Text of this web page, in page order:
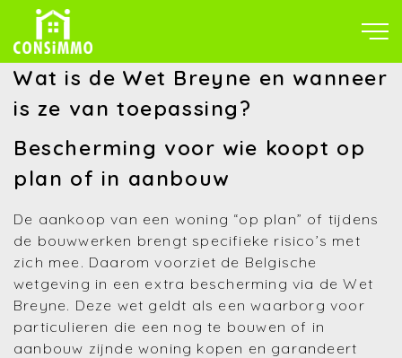
Wat is de Wet Breyne en wanneer
is ze van toepassing?
Bescherming voor wie koopt op
plan of in aanbouw
De aankoop van een woning “op plan” of tijdens
de bouwwerken brengt specifieke risico’s met
zich mee. Daarom voorziet de Belgische
wetgeving in een extra bescherming via de Wet
Breyne. Deze wet geldt als een waarborg voor
particulieren die een nog te bouwen of in
aanbouw zijnde woning kopen en garandeert